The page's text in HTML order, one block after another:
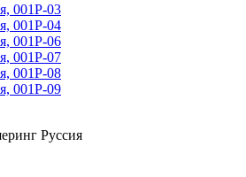
001Р-03
001Р-04
001Р-06
001Р-07
001Р-08
001Р-09
Руссия